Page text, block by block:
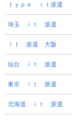
ｔｙｐｅ ｉｔ派遣
埼玉 ｉｔ 派遣
ｉｔ 派遣 大阪
仙台 ｉｔ 派遣
東京 ｉｔ 派遣
北海道 ｉｔ 派遣